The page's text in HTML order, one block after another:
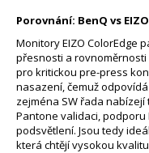
Porovnání: BenQ vs
Monitory EIZO ColorEdge
přesnosti a rovnoměrnosti
pro kritickou pre-press
nasazení, čemuž
zejména SW řada
Pantone validaci, podporu
podsvětlení. Jsou tedy
která chtějí vysokou